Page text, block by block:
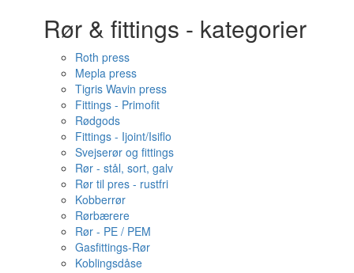
Rør & fittings - kategorier
Roth press
Mepla press
Tigris Wavin press
Fittings - Primofit
Rødgods
Fittings - Ijoint/Isiflo
Svejserør og fittings
Rør - stål, sort, galv
Rør til pres - rustfri
Kobberrør
Rørbærere
Rør - PE / PEM
Gasfittings-Rør
Koblingsdåse